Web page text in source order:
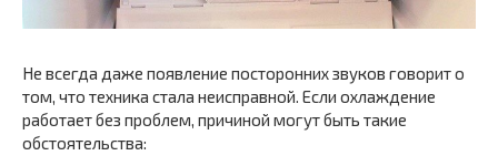
Не всегда даже появление посторонних звуков говорит о
том, что техника стала неисправной. Если охлаждение
работает без проблем, причиной могут быть такие
обстоятельства: